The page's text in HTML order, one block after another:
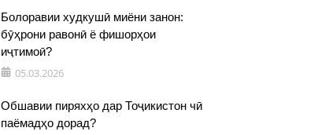
Болоравии худкушӣ миёни занон:
бӯҳрони равонӣ ё фишорҳои
иҷтимоӣ?
05.03.2026
Обшавии пиряхҳо дар Тоҷикистон чӣ
паёмадҳо дорад?